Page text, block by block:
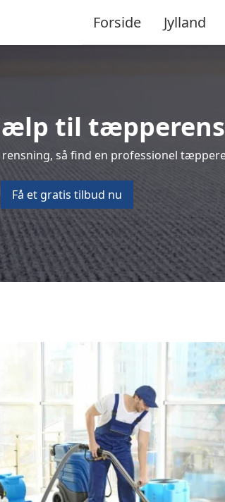
Forside Jylland
til
så find en professionel
Få et gratis tilbud nu